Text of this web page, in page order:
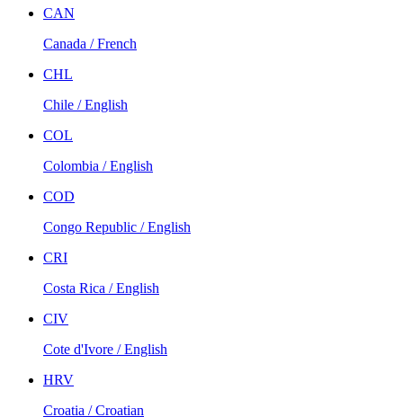
CAN
Canada / French
CHL
Chile / English
COL
Colombia / English
COD
Congo Republic / English
CRI
Costa Rica / English
CIV
Cote d'Ivore / English
HRV
Croatia / Croatian